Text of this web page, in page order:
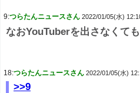
9:つらたんニュースさん 2022/01/05(水)
なおYouTuberを出さなくて
18:つらたんニュースさん 2022/01/05(水)
>>9